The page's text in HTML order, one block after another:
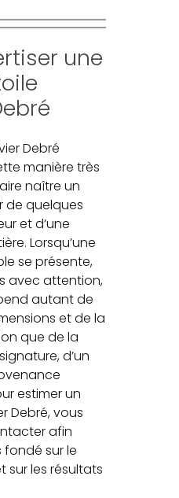
une
Debré
manière très
naître un
de quelques
et d’une
Lorsqu’une
se présente,
avec attention,
autant de
et de la
que de la
d’un
estimer un
Debré, vous
afin
fondé sur le
sur les résultats